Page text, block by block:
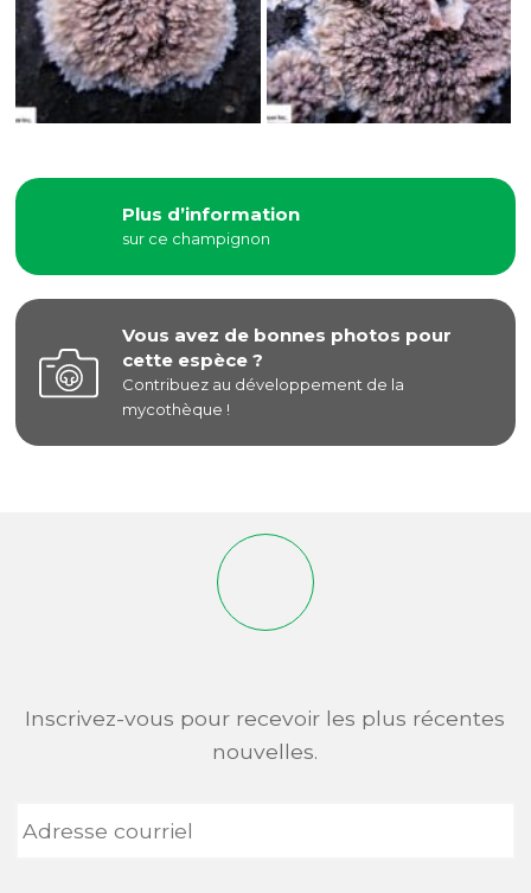
Plus d’information
sur ce champignon
Vous avez de bonnes photos pour
cette espèce ?
Contribuez au développement de la
mycothèque !
Inscrivez-vous pour recevoir les plus récentes
nouvelles.